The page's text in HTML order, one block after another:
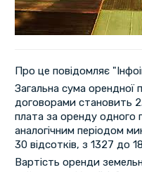
Про це повідомляє
Загальна сума орендної
договорами становить
плата за оренду одного
аналогічним періодом
30 відсотків, з 1327 до
Вартість оренди